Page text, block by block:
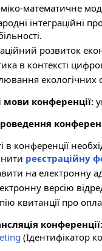
математичне
інтеграційні
розвиток
в контексті
екологічних
мови конференції:
в конференції
реєстраційну
на електронну
версію
квитанції про
конференції:
(Ідентифікатор